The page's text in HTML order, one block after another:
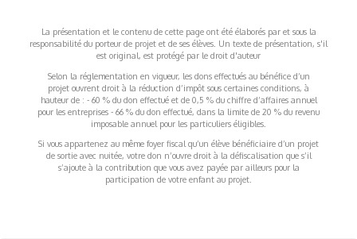
La présentation et le contenu de cette page ont été élaborés par et sous la
responsabilité du porteur de projet et de ses élèves. Un texte de présentation, s'il
est original, est protégé par le droit d'auteur
Selon la réglementation en vigueur, les dons effectués au bénéfice d’un
projet ouvrent droit à la réduction d’impôt sous certaines conditions, à
hauteur de : - 60 % du don effectué et de 0,5 % du chiffre d’affaires annuel
pour les entreprises - 66 % du don effectué, dans la limite de 20 % du revenu
imposable annuel pour les particuliers éligibles.
Si vous appartenez au même foyer fiscal qu’un élève bénéficiaire d’un projet
de sortie avec nuitée, votre don n’ouvre droit à la défiscalisation que s’il
s’ajoute à la contribution que vous avez payée par ailleurs pour la
participation de votre enfant au projet.